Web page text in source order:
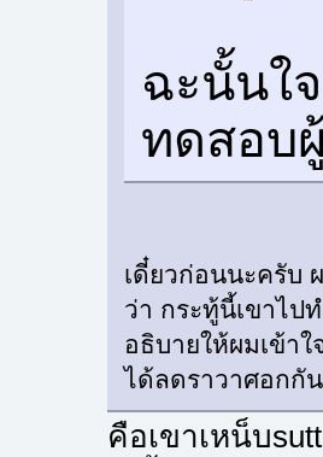
ฉะนั้นใ
ทดสอบ
เดี๋ยวก่อนนะครับ
ว่า กระทู้นี้เขาไป
อธิบายให้ผมเข้าใ
ได้ลดราวาศอกกั
คือเขาเหน็บ